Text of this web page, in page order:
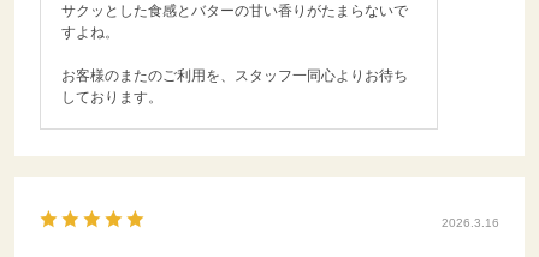
サクッとした食感とバターの甘い香りがたまらないで
すよね。
お客様のまたのご利用を、スタッフ一同心よりお待ち
しております。
2026.3.16